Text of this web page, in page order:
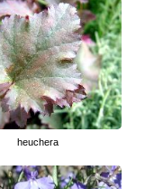
heuchera